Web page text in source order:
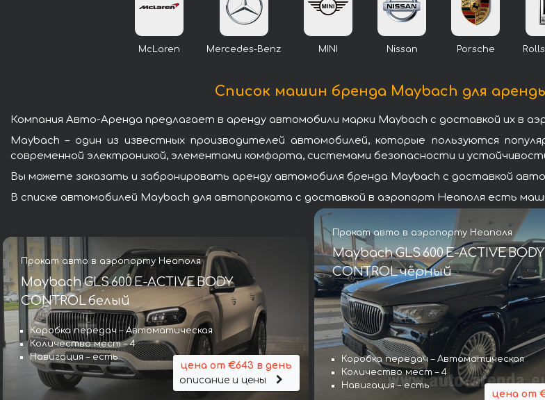
McLaren Mercedes-Benz MINI Nissan Porsche
Список машин бренда Maybach для
Компания Авто-Аренда предлагает в аренду автомобили марки Maybach с доставкой их в
Maybach – один из известных производителей автомобилей, которые пользуются
современной электроникой, элементами комфорта, системами безопасности и
Вы можете заказать и забронировать аренду автомобиля бренда Maybach с доставкой
В списке автомобилей Maybach для автопроката с доставкой в аэропорт Неаполя есть
Прокат авто в аэропорту Неаполя
Maybach GLS 600 E-ACTIVE BODY
CONTROL белый
Коробка передач – Автоматическая
Количество мест – 4
Навигация – есть
цена от €643 в день
описание и цены
Прокат авто в аэропорту Неаполя
Maybach GLS 600 E-ACTIVE BODY
CONTROL чёрный
Коробка передач – Автоматическая
Количество мест – 4
Навигация – есть
цена от